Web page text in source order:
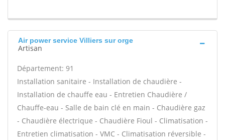
Air power service Villiers sur orge
Artisan
Département: 91
Installation sanitaire - Installation de chaudière -
Installation de chauffe eau - Entretien Chaudière /
Chauffe-eau - Salle de bain clé en main - Chaudière gaz
- Chaudière électrique - Chaudière Fioul - Climatisation -
Entretien climatisation - VMC - Climatisation réversible -